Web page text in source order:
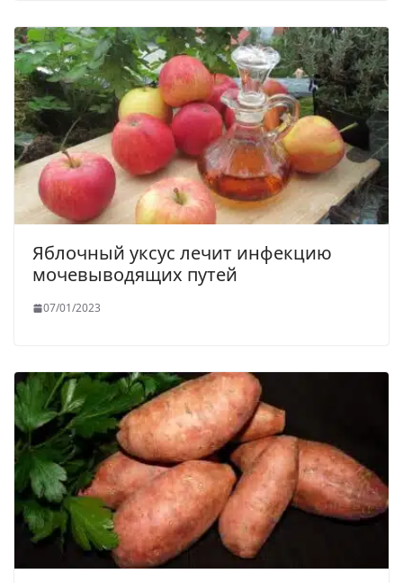
Яблочный уксус лечит инфекцию
мочевыводящих путей
07/01/2023